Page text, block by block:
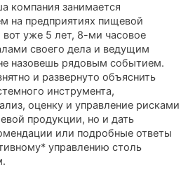
компания занимается
на предприятиях пищевой
уже 5 лет, 8-ми часовое
своего дела и ведущим
назовешь рядовым событием.
и развернуто объяснить
инструмента,
оценку и управление рисками
продукции, но и дать
или подробные ответы
управлению столь